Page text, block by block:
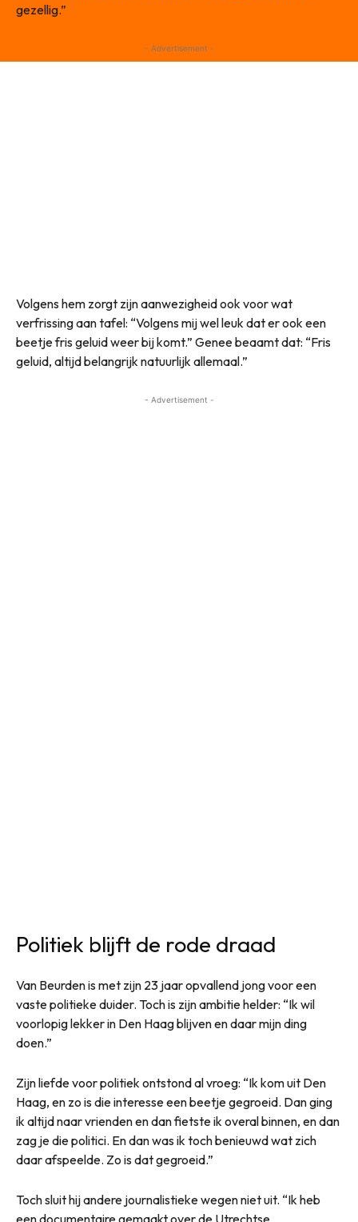
gezellig.”
- Advertisement -
Volgens hem zorgt zijn aanwezigheid ook voor wat
verfrissing aan tafel: “Volgens mij wel leuk dat er ook een
beetje fris geluid weer bij komt.” Genee beaamt dat: “Fris
geluid, altijd belangrijk natuurlijk allemaal.”
- Advertisement -
Politiek blijft de rode draad
Van Beurden is met zijn 23 jaar opvallend jong voor een
vaste politieke duider. Toch is zijn ambitie helder: “Ik wil
voorlopig lekker in Den Haag blijven en daar mijn ding
doen.”
Zijn liefde voor politiek ontstond al vroeg: “Ik kom uit Den
Haag, en zo is die interesse een beetje gegroeid. Dan ging
ik altijd naar vrienden en dan fietste ik overal binnen, en dan
zag je die politici. En dan was ik toch benieuwd wat zich
daar afspeelde. Zo is dat gegroeid.”
Toch sluit hij andere journalistieke wegen niet uit. “Ik heb